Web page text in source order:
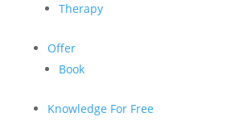
Therapy
Offer
Book
Knowledge For Free